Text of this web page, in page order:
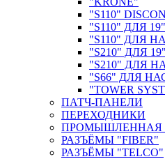
"S110"
"S110" ДЛЯ
"S110" ДЛЯ
"S210" ДЛЯ
"S210" ДЛЯ
"S66" ДЛЯ
"TOWER
ПАТЧ-ПАНЕЛИ
ПЕРЕХОДНИКИ
ПРОМЫШЛЕННАЯ
РАЗЪЁМЫ "FIBER"
РАЗЪЁМЫ "TELCO"